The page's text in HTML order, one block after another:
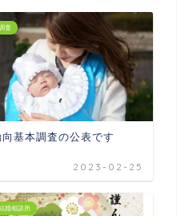
査
基本調査の公表です
2023-02-25
婚相談所